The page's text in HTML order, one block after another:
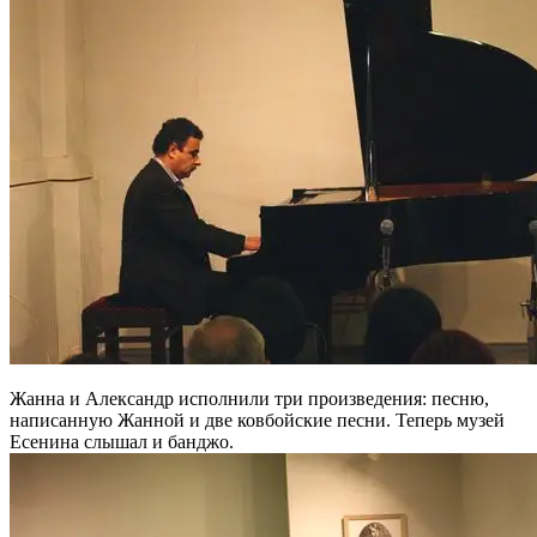
Жанна и Александр исполнили три произведения: песню,
написанную Жанной и две ковбойские песни. Теперь музей
Есенина слышал и банджо.